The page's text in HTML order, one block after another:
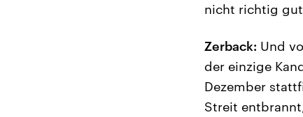
nicht richtig
Zerback: Und
der einzige
Dezember
Streit